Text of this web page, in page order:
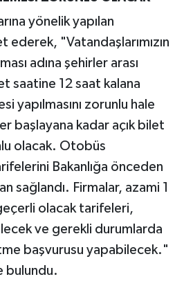
yönelik yapılan
ederek, "Vatandaşlarımızın
adına şehirler arası
saatine 12 saat kalana
yapılmasını zorunlu hale
başlayana kadar açık bilet
olacak. Otobüs
Bakanlığa önceden
sağlandı. Firmalar, azami 1
olacak tarifeleri,
ve gerekli durumlarda
başvurusu yapabilecek."
bulundu.